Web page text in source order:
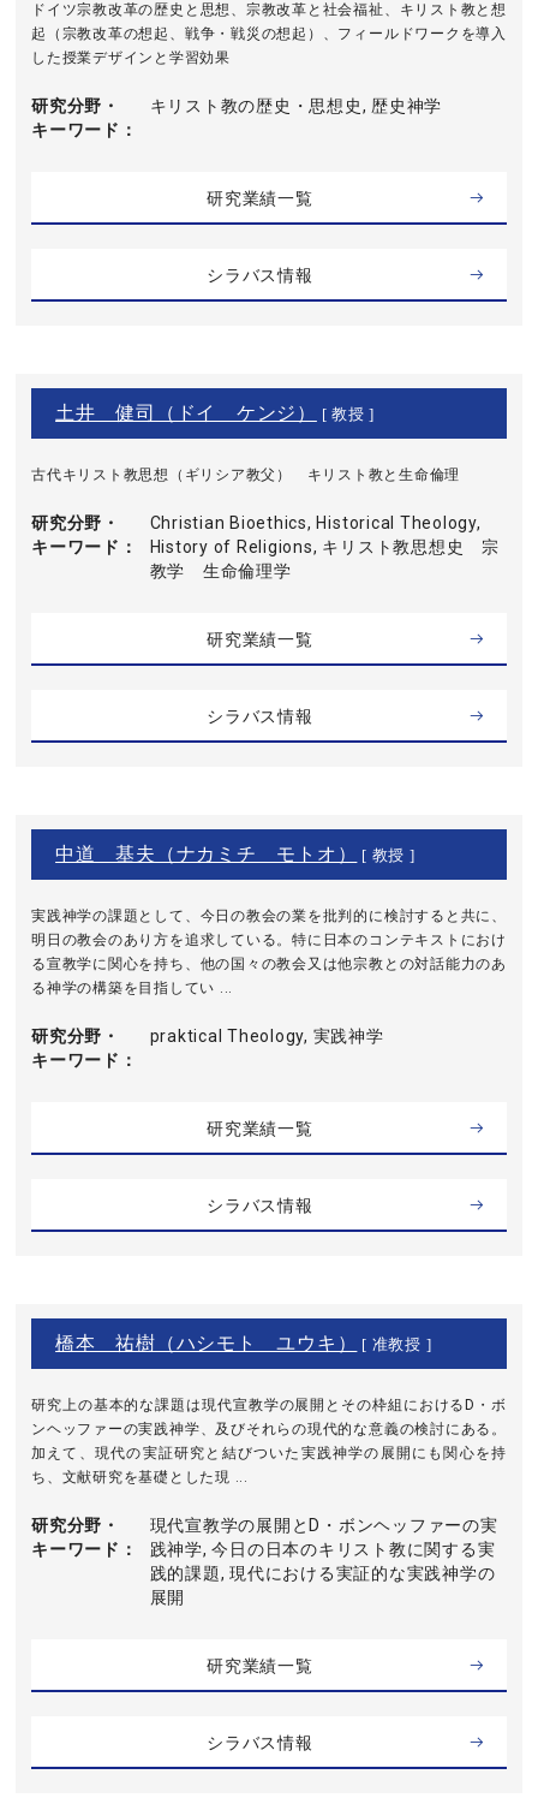
ドイツ宗教改革の歴史と思想、宗教改革と社会福祉、キリスト教と想
起（宗教改革の想起、戦争・戦災の想起）、フィールドワークを導入
した授業デザインと学習効果
研究分野・
キーワード
キリスト教の歴史・思想史, 歴史神学
研究業績一覧
シラバス情報
土井 健司（ドイ ケンジ） [ 教授 ]
古代キリスト教思想（ギリシア教父） キリスト教と生命倫理
研究分野・
キーワード
Christian Bioethics, Historical Theology,
History of Religions, キリスト教思想史 宗
教学 生命倫理学
研究業績一覧
シラバス情報
中道 基夫（ナカミチ モトオ） [ 教授 ]
実践神学の課題として、今日の教会の業を批判的に検討すると共に、
明日の教会のあり方を追求している。特に日本のコンテキストにおけ
る宣教学に関心を持ち、他の国々の教会又は他宗教との対話能力のあ
る神学の構築を目指してい ...
研究分野・
キーワード
praktical Theology, 実践神学
研究業績一覧
シラバス情報
橋本 祐樹（ハシモト ユウキ） [ 准教授 ]
研究上の基本的な課題は現代宣教学の展開とその枠組におけるD・ボ
ンヘッファーの実践神学、及びそれらの現代的な意義の検討にある。
加えて、現代の実証研究と結びついた実践神学の展開にも関心を持
ち、文献研究を基礎とした現 ...
研究分野・
キーワード
現代宣教学の展開とD・ボンヘッファーの実
践神学, 今日の日本のキリスト教に関する実
践的課題, 現代における実証的な実践神学の
展開
研究業績一覧
シラバス情報